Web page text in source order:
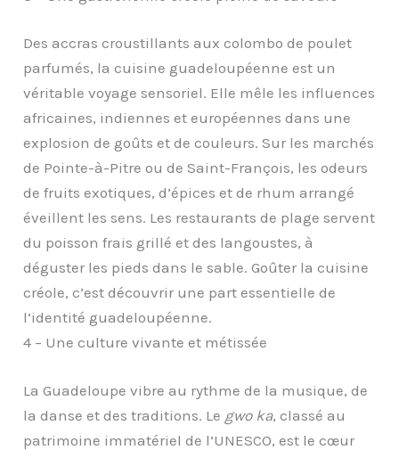
Des accras croustillants aux colombo de poulet
parfumés, la cuisine guadeloupéenne est un
véritable voyage sensoriel. Elle mêle les influences
africaines, indiennes et européennes dans une
explosion de goûts et de couleurs. Sur les marchés
de Pointe-à-Pitre ou de Saint-François, les odeurs
de fruits exotiques, d’épices et de rhum arrangé
éveillent les sens. Les restaurants de plage servent
du poisson frais grillé et des langoustes, à
déguster les pieds dans le sable. Goûter la cuisine
créole, c’est découvrir une part essentielle de
l’identité guadeloupéenne.
4 – Une culture vivante et métissée
La Guadeloupe vibre au rythme de la musique, de
la danse et des traditions. Le gwo ka, classé au
patrimoine immatériel de l’UNESCO, est le cœur